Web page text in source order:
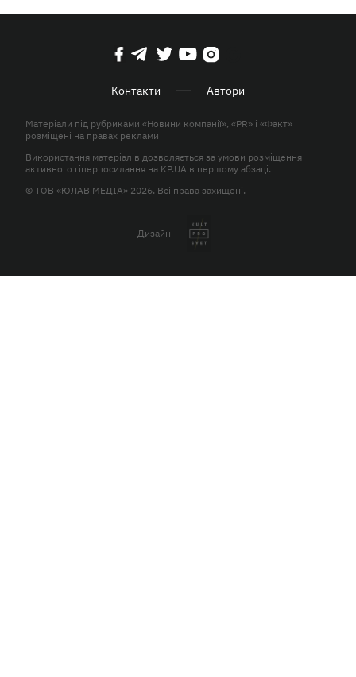
Контакти Автори
Матеріали під рубриками «Новини компанії», «PR» і «Факт»
розміщені на правах реклами
Використання матеріалів дозволяється за умови розміщення
активного гіперпосилання на KP.UA в першому абзаці.
© ТОВ «ЮЛАВ МЕДІА» 2026. Всі права захищені.
Дизайн